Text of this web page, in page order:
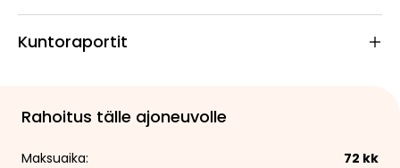
Kuntoraportit
Rahoitus tälle ajoneuvolle
Maksuaika: 72 kk